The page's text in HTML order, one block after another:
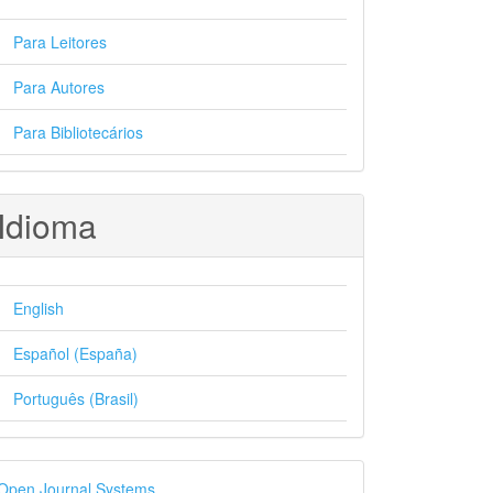
Para Leitores
Para Autores
Para Bibliotecários
Idioma
English
Español (España)
Português (Brasil)
Journal Systems